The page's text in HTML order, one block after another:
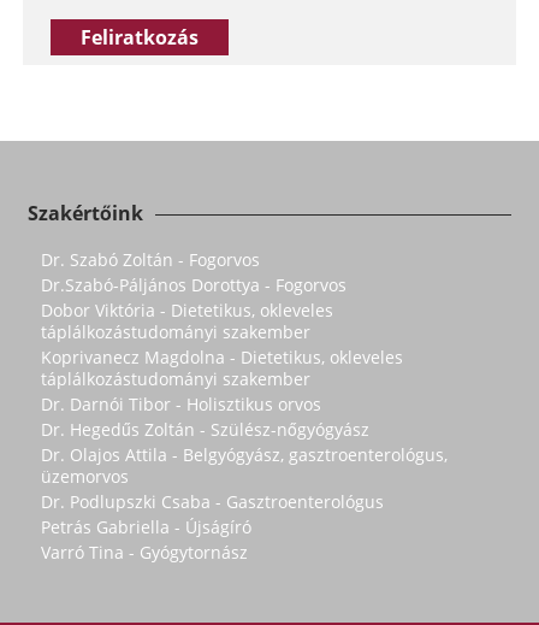
Feliratkozás
Szakértőink
Dr. Szabó Zoltán - Fogorvos
Dr.Szabó-Páljános Dorottya - Fogorvos
Dobor Viktória - Dietetikus, okleveles
táplálkozástudományi szakember
Koprivanecz Magdolna - Dietetikus, okleveles
táplálkozástudományi szakember
Dr. Darnói Tibor - Holisztikus orvos
Dr. Hegedűs Zoltán - Szülész-nőgyógyász
Dr. Olajos Attila - Belgyógyász, gasztroenterológus,
üzemorvos
Dr. Podlupszki Csaba - Gasztroenterológus
Petrás Gabriella - Újságíró
Varró Tina - Gyógytornász